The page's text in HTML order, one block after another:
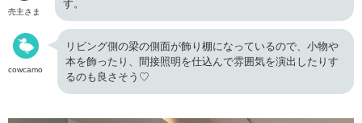
売主さま
す。
cowcamo
リビング側の梁の側面が飾り棚になっているので、小物や
本を飾ったり、間接照明を仕込んで雰囲気を演出したりす
るのも良さそう♡